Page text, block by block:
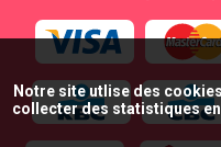
Notre site utlise des
collecter des statistiques